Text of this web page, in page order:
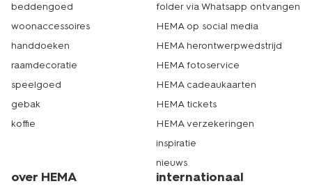
beddengoed
woonaccessoires
handdoeken
raamdecoratie
speelgoed
gebak
koffie
folder via Whatsapp ontvangen
HEMA op social media
HEMA herontwerpwedstrijd
HEMA fotoservice
HEMA cadeaukaarten
HEMA tickets
HEMA verzekeringen
inspiratie
nieuws
over HEMA internationaal